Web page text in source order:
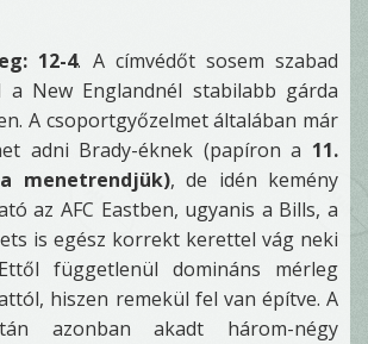
12-4. A címvédőt sosem szabad
a New Englandnél stabilabb gárda
A csoportgyőzelmet általában már
adni Brady-éknek (papíron a 11.
menetrendjük), de idén kemény
az AFC Eastben, ugyanis a Bills, a
is egész korrekt kerettel vág neki
függetlenül domináns mérleg
hiszen remekül fel van építve. A
azonban akadt három-négy